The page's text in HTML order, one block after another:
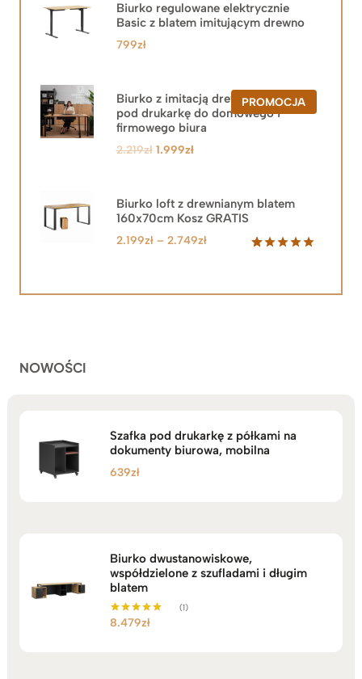
Biurko regulowane elektrycznie
Basic z blatem imitującym drewno
799zł
PROMOCJAPRODUKT
W
Biurko z imitacją drewna z szafką
pod drukarkę do domowego i
firmowego biura
2.219zł Pierwotna
2.219zł.
1.999złAktualna
1.999zł.
Biurko loft z drewnianym blatem
160x70cm Kosz GRATIS
2.199zł – 2.749złZakres
2.199zł
NOWOŚCI
Szafka pod drukarkę z półkami na
dokumenty biurowa, mobilna
639zł
Biurko dwustanowiskowe,
współdzielone z szufladami i długim
blatem
Oceniono
(1)
8.479zł